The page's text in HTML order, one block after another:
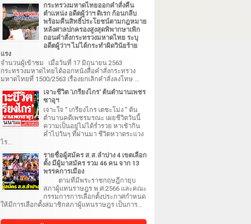
กระทรวงมหาดไทยออกคำสั่งคืน
ตำแหน่ง อดีตผู้ว่าฯ ดิเรก ก้อนกลีบ
พร้อมคืนสิทธิ์ประโยชน์ตามกฎหมาย
หลังศาลปกครองสูงสุดพิพากษาเพิก
ถอนคำสั่งกระทรวงมหาดไทย ระบุ
อดีตผู้ว่าฯ ไม่ได้กระทำผิดวินัยร้าย
แรง
จำนวนผู้เข้าชม เมื่อวันที่ 17 มิถุนายน 2563
กระทรวงมหาดไทยได้ออกหนังสือคำสั่งกระทรวง
มหาดไทยที่ 1500/2563 เรื่องยกเลิกคำสั่งลงโทษ ...
เจาะชีวิต 'เกรียงไกร' ต้นตำนานเพชร
ซาอุฯ
เจาะใจ “ เกรียงไกร เตชะโม่ง ” ต้น
ตำนานคดีเพชรมรณะ เผยชีวิตวันนี้
ความเป็นอยู่ไม่ได้ร่ำรวย หาเช้ากิน
ค่ำไปวันๆ ที่ผ่านมา ชีวิตหวาดระแวง
ไร...
รายชื่อผู้สมัคร ส.ส.ลำปาง 4 เขตเลือก
ตั้ง มีผู้มาสมัคร รวม 46 คน จาก 13
พรรคการเมือง
ตามที่มีพระราชกฤษฎีกายุบ
สภาผู้แทนราษฎร พ.ศ.2566 และคณะ
กรรมการการเลือกตั้งประกาศกำหนด
ให้มีการเลือกตั้งสมาชิกสภาผู้แทนราษฎร เป็นการ...